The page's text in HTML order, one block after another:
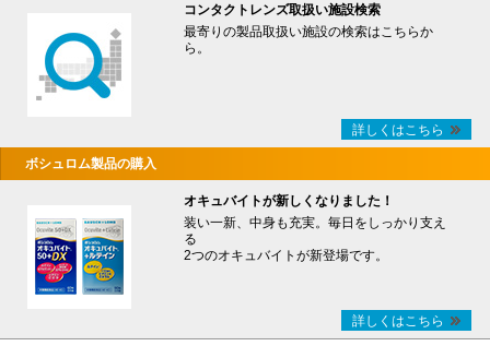
コンタクトレンズ取扱い施設検索
最寄りの製品取扱い施設の検索はこちらか
ら。
詳しくはこちら
ボシュロム製品の購入
オキュバイトが新しくなりました！
装い一新、中身も充実。毎日をしっかり支え
る
2つのオキュバイトが新登場です。
詳しくはこちら